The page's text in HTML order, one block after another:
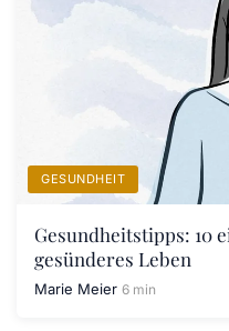
GESUNDHEIT
Gesundheitstipps: 10
gesünderes Leben
Marie Meier 6 min